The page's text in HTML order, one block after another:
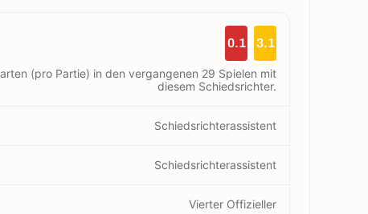
0.1 3.1
(pro Partie) in den vergangenen 29 Spielen mit
diesem Schiedsrichter.
Schiedsrichterassistent
Schiedsrichterassistent
Vierter Offizieller